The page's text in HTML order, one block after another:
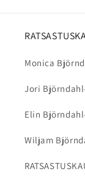
Monica
Jori
Elin
Wiljam